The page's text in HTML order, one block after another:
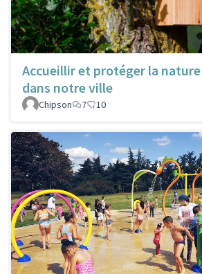
Accueillir et protéger la nature
dans notre ville
Chipson
7 10